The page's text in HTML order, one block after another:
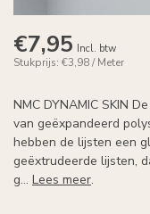
€7,95 Incl. btw
Stukprijs: €3,98 / Meter
NMC DYNAMIC SKIN
van geëxpandeerd
hebben de lijsten een
geëxtrudeerde lijsten,
g... Lees meer.